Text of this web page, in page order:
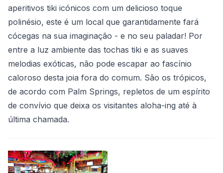
aperitivos tiki icónicos com um delicioso toque
polinésio, este é um local que garantidamente fará
cócegas na sua imaginação - e no seu paladar! Por
entre a luz ambiente das tochas tiki e as suaves
melodias exóticas, não pode escapar ao fascínio
caloroso desta joia fora do comum. São os trópicos,
de acordo com Palm Springs, repletos de um espírito
de convívio que deixa os visitantes aloha-ing até à
última chamada.